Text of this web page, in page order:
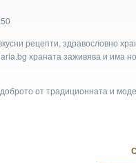
рецепти, здравословно
храната заживява и има
от традиционната и